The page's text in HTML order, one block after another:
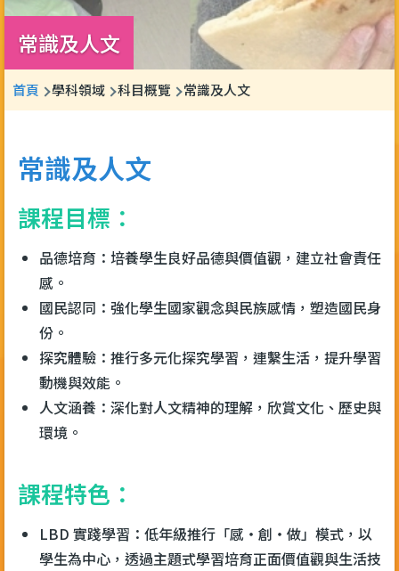
常識及人文
導
航
結
首頁 學科領域 科目概覽 常識及人文
常識及人文
課程目標：
品德培育：培養學生良好品德與價值觀，建立社會責任
感。
國民認同：強化學生國家觀念與民族感情，塑造國民身
份。
探究體驗：推行多元化探究學習，連繫生活，提升學習
動機與效能。
人文涵養：深化對人文精神的理解，欣賞文化、歷史與
環境。
課程特色：
LBD 實踐學習：低年級推行「感・創・做」模式，以
學生為中心，透過主題式學習培育正面價值觀與生活技